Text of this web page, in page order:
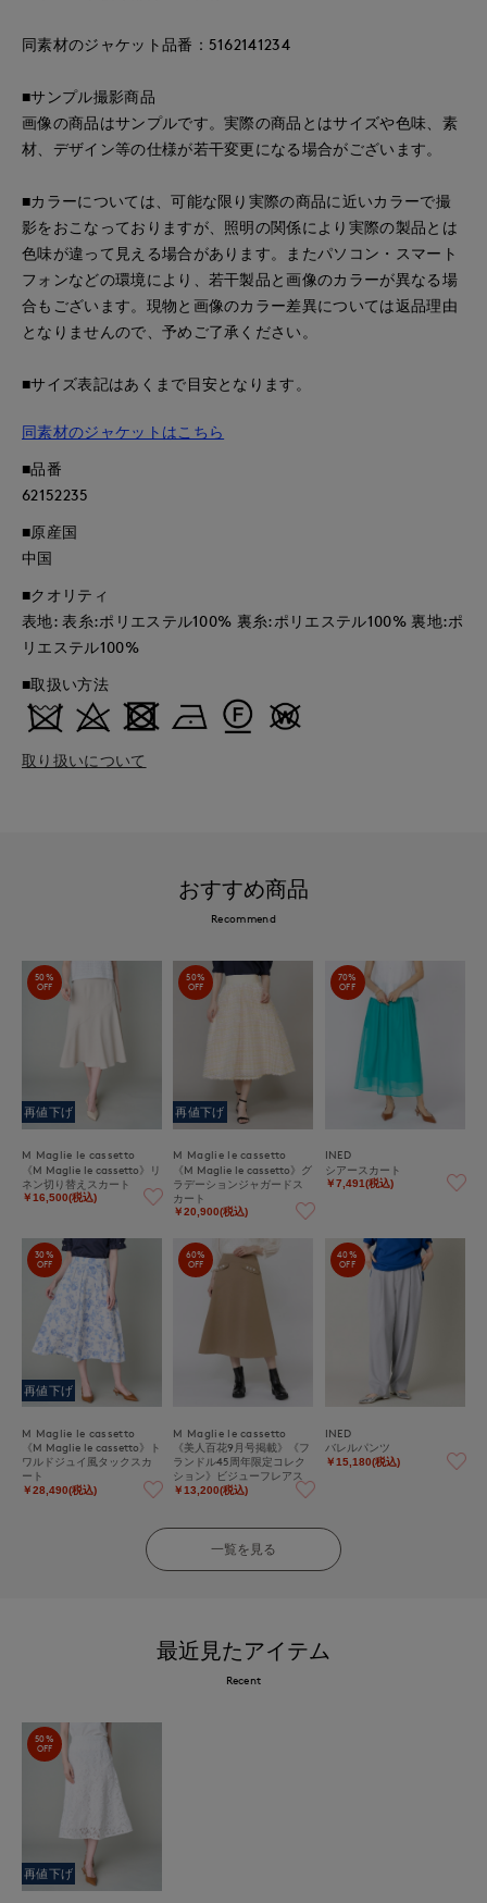
同素材のジャケット品番：5162141234
■サンプル撮影商品
画像の商品はサンプルです。実際の商品とはサイズや色味、素
材、デザイン等の仕様が若干変更になる場合がございます。
■カラーについては、可能な限り実際の商品に近いカラーで撮
影をおこなっておりますが、照明の関係により実際の製品とは
色味が違って見える場合があります。またパソコン・スマート
フォンなどの環境により、若干製品と画像のカラーが異なる場
合もございます。現物と画像のカラー差異については返品理由
となりませんので、予めご了承ください。
■サイズ表記はあくまで目安となります。
同素材のジャケットはこちら
■品番
62152235
■原産国
中国
■クオリティ
表地: 表糸:ポリエステル100% 裏糸:ポリエステル100% 裏地:ポ
リエステル100%
■取扱い方法
取り扱いについて
おすすめ商品
Recommend
50%
OFF
再値下げ
M Maglie le cassetto
《M Maglie le cassetto》リ
ネン切り替えスカート
￥16,500(税込)
50%
OFF
再値下げ
M Maglie le cassetto
《M Maglie le cassetto》グ
ラデーションジャガードス
カート
￥20,900(税込)
70%
OFF
INED
シアースカート
￥7,491(税込)
30%
OFF
再値下げ
M Maglie le cassetto
《M Maglie le cassetto》ト
ワルドジュイ風タックスカ
ート
￥28,490(税込)
60%
OFF
M Maglie le cassetto
《美人百花9月号掲載》《フ
ランドル45周年限定コレク
ション》ビジューフレアス
カート《M Maglie le casset
￥13,200(税込)
40%
OFF
INED
バレルパンツ
￥15,180(税込)
一覧を見る
最近見たアイテム
Recent
50%
OFF
再値下げ